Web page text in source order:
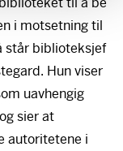
i motsetning til
står biblioteksjef
Hun viser
uavhengig
sier at
autoritetene i